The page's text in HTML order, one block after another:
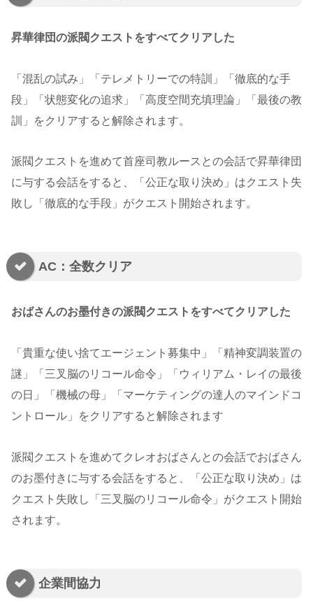
昇華律団の派閥クエストをすべてクリアした
「混乱の試み」「テレメトリーでの特訓」「徹底的な手
段」「状態変化の追求」「高度空間充填理論」「最後の教
訓」をクリアすると解除されます。
派閥クエストを進めて首座司教ルースとの会話で昇華律団
に与する会話をすると、「公正な取り決め」はクエスト失
敗し「徹底的な手段」がクエスト開始されます。
AC：全数クリア
おばさんのお墨付きの派閥クエストをすべてクリアした
「貴重な使い捨てエージェント募集中」「精神変調装置の
謎」「三叉脳のリコール命令」「ウィリアム・レイの最後
の日」「機械の母」「マーケティングの達人のマインドコ
ントロール」をクリアすると解除されます
派閥クエストを進めてクレオおばさんとの会話でおばさん
のお墨付きに与する会話をすると、「公正な取り決め」は
クエスト失敗し「三叉脳のリコール命令」がクエスト開始
されます。
企業間協力